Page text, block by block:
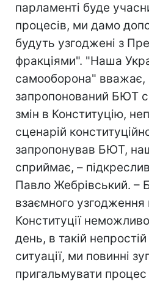
парламенті буде
процесів, ми дамо
будуть узгоджені з
фракціями". "Наша
самооборона"
запропонований БЮТ
змін в Конституцію,
сценарій
запропонував БЮТ,
сприймає, –
Павло Жебрівський. –
взаємного узгодження
Конституції
день, в такій непростій
ситуації, ми повинні
пригальмувати процес